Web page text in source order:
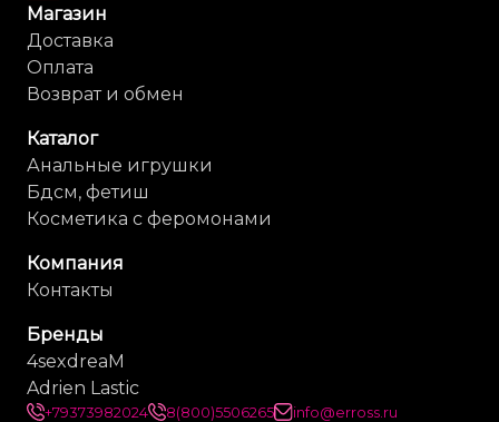
Магазин
Доставка
Оплата
Возврат и обмен
Каталог
Анальные игрушки
Бдсм, фетиш
Косметика с феромонами
Компания
Контакты
Бренды
4sexdreaM
Adrien Lastic
+79373982024 8(800)5506265 info@erross.ru